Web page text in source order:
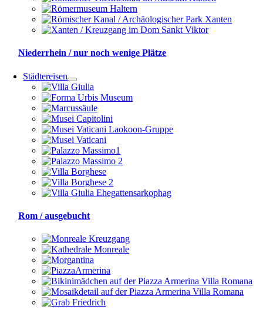
Niederrhein / nur noch wenige Plätze
Städtereisen
Rom / ausgebucht